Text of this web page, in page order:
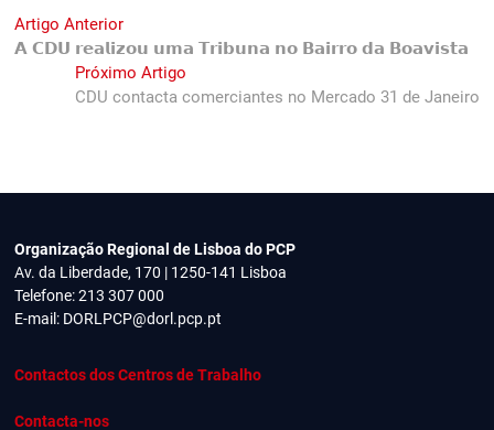
Navegação
de
artigos
Artigo AnteriorPrevious
post:
𝗔 𝗖𝗗𝗨 𝗿𝗲𝗮𝗹𝗶𝘇𝗼𝘂 𝘂𝗺𝗮 𝗧𝗿𝗶𝗯𝘂𝗻𝗮 𝗻𝗼 𝗕𝗮𝗶𝗿𝗿𝗼 𝗱𝗮 𝗕𝗼𝗮𝘃𝗶𝘀𝘁𝗮
Próximo ArtigoNext
post:
CDU contacta comerciantes no Mercado 31 de Janeiro
Organização Regional de Lisboa do PCP
Av. da Liberdade, 170 | 1250-141 Lisboa
Telefone: 213 307 000
E-mail: DORLPCP@dorl.pcp.pt
Contactos dos Centros de Trabalho
Contacta-nos